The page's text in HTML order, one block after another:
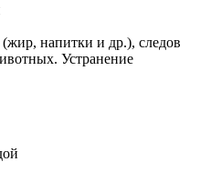
напитки и др.), следов
Устранение